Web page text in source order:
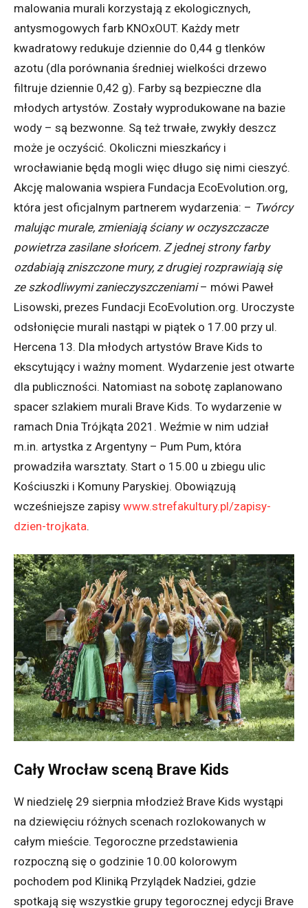
malowania murali korzystają z ekologicznych,
antysmogowych farb KNOxOUT. Każdy metr
kwadratowy redukuje dziennie do 0,44 g tlenków
azotu (dla porównania średniej wielkości drzewo
filtruje dziennie 0,42 g). Farby są bezpieczne dla
młodych artystów. Zostały wyprodukowane na bazie
wody – są bezwonne. Są też trwałe, zwykły deszcz
może je oczyścić. Okoliczni mieszkańcy i
wrocławianie będą mogli więc długo się nimi cieszyć.
Akcję malowania wspiera Fundacja EcoEvolution.org,
która jest oficjalnym partnerem wydarzenia: – Twórcy
malując murale, zmieniają ściany w oczyszczacze
powietrza zasilane słońcem. Z jednej strony farby
ozdabiają zniszczone mury, z drugiej rozprawiają się
ze szkodliwymi zanieczyszczeniami– mówi Paweł
Lisowski, prezes Fundacji EcoEvolution.org. Uroczyste
odsłonięcie murali nastąpi w piątek o 17.00 przy ul.
Hercena 13. Dla młodych artystów Brave Kids to
ekscytujący i ważny moment. Wydarzenie jest otwarte
dla publiczności. Natomiast na sobotę zaplanowano
spacer szlakiem murali Brave Kids. To wydarzenie w
ramach Dnia Trójkąta 2021. Weźmie w nim udział
m.in. artystka z Argentyny – Pum Pum, która
prowadziła warsztaty. Start o 15.00 u zbiegu ulic
Kościuszki i Komuny Paryskiej. Obowiązują
wcześniejsze zapisy www.strefakultury.pl/zapisy-
dzien-trojkata.
Cały Wrocław sceną Brave Kids
W niedzielę 29 sierpnia młodzież Brave Kids wystąpi
na dziewięciu różnych scenach rozlokowanych w
całym mieście. Tegoroczne przedstawienia
rozpoczną się o godzinie 10.00 kolorowym
pochodem pod Kliniką Przylądek Nadziei, gdzie
spotkają się wszystkie grupy tegorocznej edycji Brave